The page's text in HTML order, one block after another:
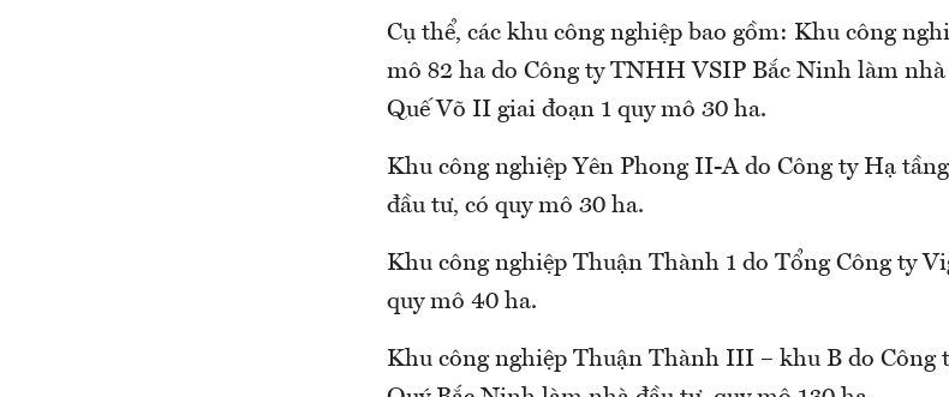
Cụ thể, các khu công nghiệp bao gồm: Khu công
mô 82 ha do Công ty TNHH VSIP Bắc Ninh làm
Quế Võ II giai đoạn 1 quy mô 30 ha.
Khu công nghiệp Yên Phong II-A do Công ty Hạ
đầu tư, có quy mô 30 ha.
Khu công nghiệp Thuận Thành 1 do Tổng Công ty
quy mô 40 ha.
Khu công nghiệp Thuận Thành III – khu B do Công